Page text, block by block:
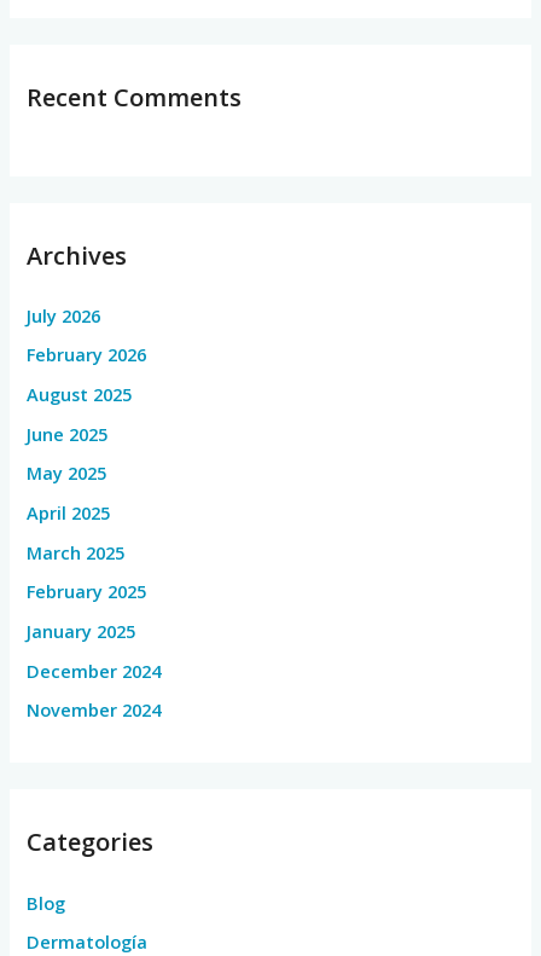
Recent Comments
Archives
July 2026
February 2026
August 2025
June 2025
May 2025
April 2025
March 2025
February 2025
January 2025
December 2024
November 2024
Categories
Blog
Dermatología